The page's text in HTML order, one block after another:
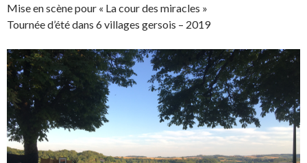
Mise en scène pour « La cour des miracles »
Tournée d’été dans 6 villages gersois – 2019